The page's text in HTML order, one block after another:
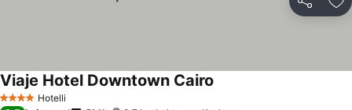
Jaa
4 Tähtiluokitus
Hotelli
Viaje Hotel Downtown Cairo